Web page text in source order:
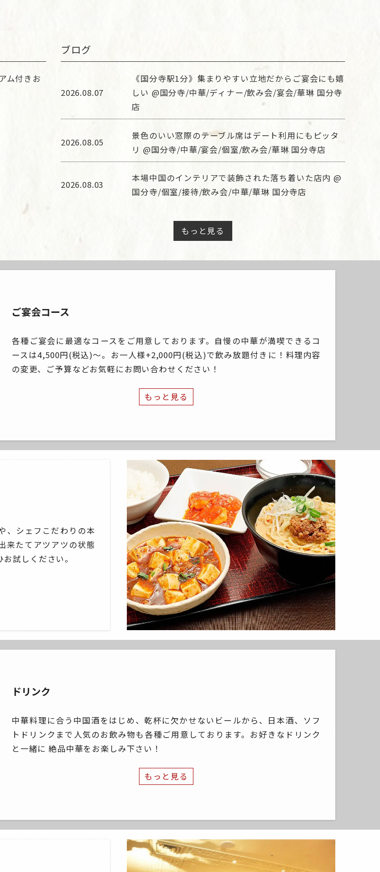
ム付きお
ブログ
2026.08.07
《国分寺駅1分》集まりやすい立地だからご宴会にも嬉
しい @国分寺/中華/ディナー/飲み会/宴会/華琳 国分寺
店
2026.08.05
景色のいい窓際のテーブル席はデート利用にもピッタ
リ @国分寺/中華/宴会/個室/飲み会/華琳 国分寺店
2026.08.03
本場中国のインテリアで装飾された落ち着いた店内 @
国分寺/個室/接待/飲み会/中華/華琳 国分寺店
もっと見る
ご宴会コース
各種ご宴会に最適なコースをご用意しております。自慢の中華が満喫できるコ
ースは4,500円(税込)～。お一人様+2,000円(税込)で飲み放題付きに！料理内容
の変更、ご予算などお気軽にお問い合わせください！
もっと見る
、シェフこだわりの本
来たてアツアツの状態
試しください。
ドリンク
中華料理に合う中国酒をはじめ、乾杯に欠かせないビールから、日本酒、ソフ
トドリンクまで人気のお飲み物も各種ご用意しております。お好きなドリンク
と一緒に 絶品中華をお楽しみ下さい！
もっと見る